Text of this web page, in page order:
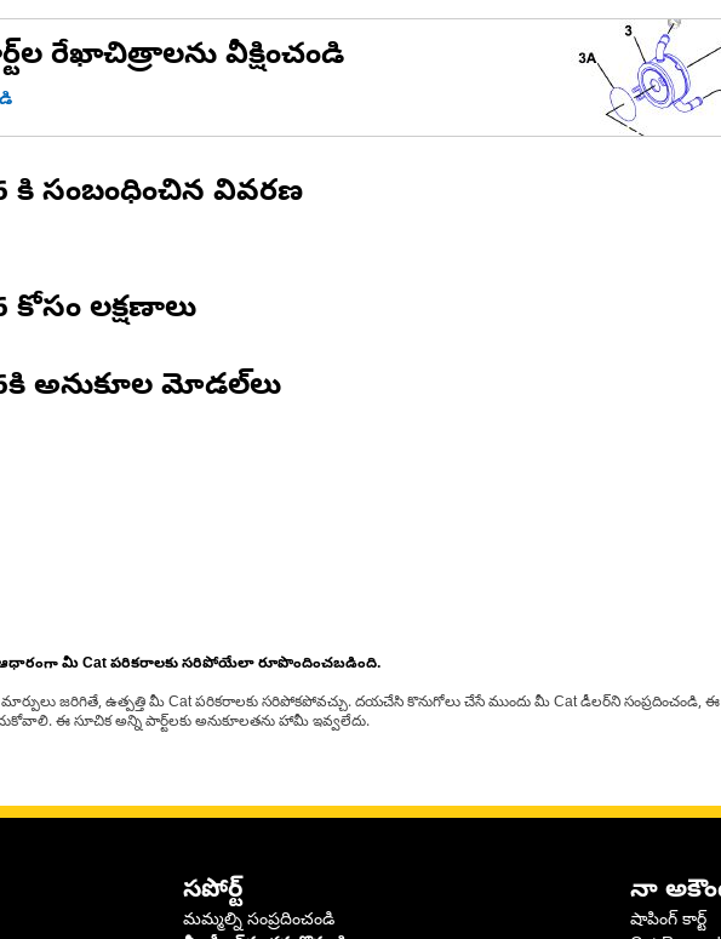
రేఖాచిత్రాలను వీక్షించండి
కి సంబంధించిన వివరణ
కోసం లక్షణాలు
కి అనుకూల మోడల్‌లు
మీ Cat పరికరాలకు సరిపోయేలా రూపొందించబడింది.
జరిగితే, ఉత్పత్తి మీ Cat పరికరాలకు సరిపోకపోవచ్చు. దయచేసి కొనుగోలు చేసే ముందు మీ Cat డీలర్‌ని సంప్రదించండి, ఈ
ఈ సూచిక అన్ని పార్ట్‌లకు అనుకూలతను హామీ ఇవ్వలేదు.
సపోర్ట్
మమ్మల్ని సంప్రదించండి
నా
షాపింగ్ కార్ట్